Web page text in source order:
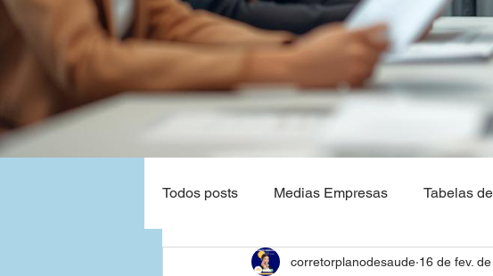
Todos posts Medias Empresas Tabelas
Natal - Rio Grande do Norte Os
corretorplanodesaude 16 de fev.